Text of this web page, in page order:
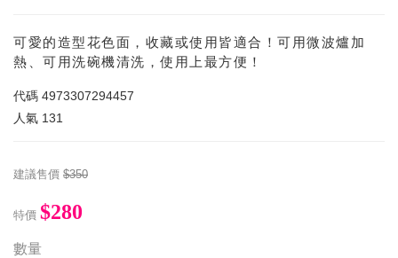
可愛的造型花色面，收藏或使用皆適合！可用微波爐加
熱、可用洗碗機清洗，使用上最方便！
代碼 4973307294457
人氣 131
建議售價 $350
特價 $280
數量